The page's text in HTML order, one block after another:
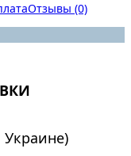
Отзывы (0)
Украине)